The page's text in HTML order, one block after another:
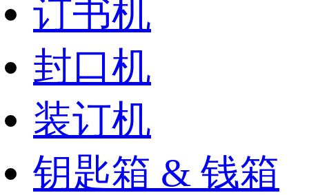
订书机
封口机
装订机
钥匙箱 & 钱箱